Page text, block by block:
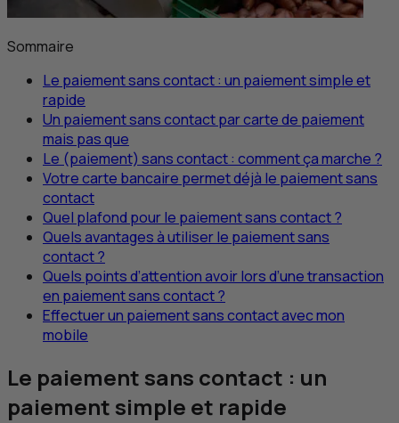
Sommaire
Le paiement sans contact : un paiement simple et
rapide
Un paiement sans contact par carte de paiement
mais pas que
Le (paiement) sans contact : comment ça marche ?
Votre carte bancaire permet déjà le paiement sans
contact
Quel plafond pour le paiement sans contact ?
Quels avantages à utiliser le paiement sans
contact ?
Quels points d’attention avoir lors d’une transaction
en paiement sans contact ?
Effectuer un paiement sans contact avec mon
mobile
Le paiement sans contact : un
paiement simple et rapide